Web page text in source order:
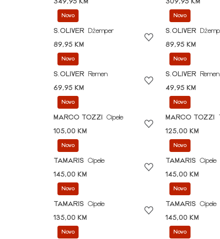
349,95 KM 309,95 KM
Novo
S.OLIVER
Džemper
89,95 KM
Novo
S.OLIVER
89,95 KM
Novo
S.OLIVER
Remen
69,95 KM
Novo
S.OLIVER
Remen
49,95 KM
Novo
MARCO TOZZI
Cipele
105,00 KM
Novo
MARCO TOZZI
125,00 KM
Novo
TAMARIS
Cipele
145,00 KM
Novo
TAMARIS
Cipele
145,00 KM
Novo
TAMARIS
Cipele
135,00 KM
Novo
TAMARIS
Cipele
145,00 KM
Novo Novo